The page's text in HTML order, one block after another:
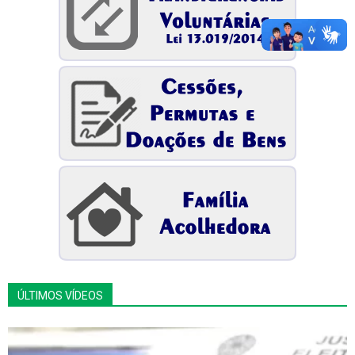
ÚLTIMOS VÍDEOS